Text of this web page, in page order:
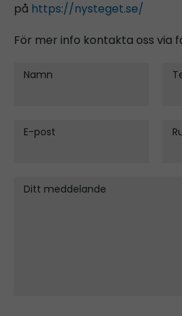
på https://nysteget.se/
För mer info kontakta oss via
Namn
E-post
Ditt meddelande